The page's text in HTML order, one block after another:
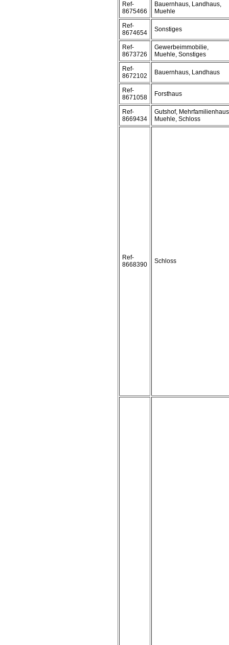
Ref-
8675466
Bauernhaus, Landhaus,
Muehle
Ref-
8674654
Sonstiges
Ref-
8673726
Gewerbeimmobilie,
Muehle, Sonstiges
Ref-
8672102
Bauernhaus, Landhaus
Ref-
8671058
Forsthaus
Ref-
8669434
Gutshof,
Muehle, Schloss
Ref-
8668390
Schloss